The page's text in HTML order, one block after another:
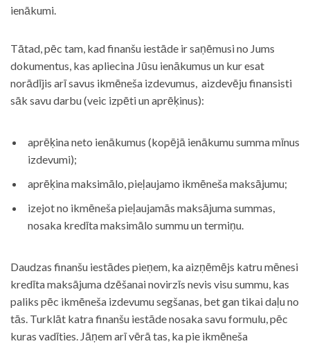
ienākumi.
Tātad, pēc tam, kad finanšu iestāde ir saņēmusi no Jums
dokumentus, kas apliecina Jūsu ienākumus un kur esat
norādījis arī savus ikmēneša izdevumus, aizdevēju finansisti
sāk savu darbu (veic izpēti un aprēķinus):
aprēķina neto ienākumus (kopējā ienākumu summa mīnus
izdevumi);
aprēķina maksimālo, pieļaujamo ikmēneša maksājumu;
izejot no ikmēneša pieļaujamās maksājuma summas,
nosaka kredīta maksimālo summu un termiņu.
Daudzas finanšu iestādes pieņem, ka aizņēmējs katru mēnesi
kredīta maksājuma dzēšanai novirzīs nevis visu summu, kas
paliks pēc ikmēneša izdevumu segšanas, bet gan tikai daļu no
tās. Turklāt katra finanšu iestāde nosaka savu formulu, pēc
kuras vadīties. Jāņem arī vērā tas, ka pie ikmēneša